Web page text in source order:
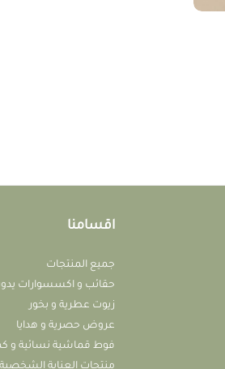
اقسامنا
جميع المنتجات
حقائب و اكسسوارات
زيوت عطرية و بخور
عروض حصرية و هدايا
فوط قماشية نسائية و
منتجات العناية الشخصية